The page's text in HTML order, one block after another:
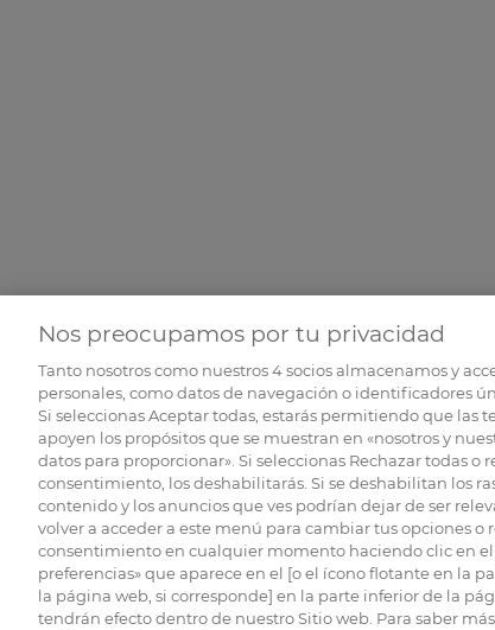
Nos preocupamos por tu privacidad
Tanto nosotros como nuestros4socios almacenamos y
personales, como datos de navegación o identificadores
Si seleccionas Aceptar todas, estarás permitiendo que las
apoyen los propósitos que se muestran en «nosotros y
datos para proporcionar». Si seleccionas Rechazar todas o
consentimiento, los deshabilitarás. Si se deshabilitan los
contenido y los anuncios que ves podrían dejar de ser
volver a acceder a este menú para cambiar tus opciones o
consentimiento en cualquier momento haciendo clic en el
preferencias» que aparece en el [o el ícono flotante en la
la página web, si corresponde] en la parte inferior de la
tendrán efecto dentro de nuestro Sitio web. Para saber